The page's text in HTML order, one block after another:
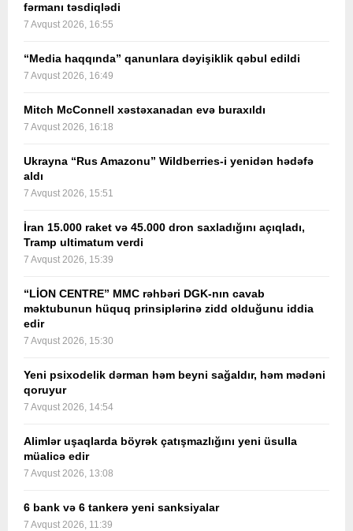
fərmanı təsdiqlədi
7 Avqust 2026, 16:55
“Media haqqında” qanunlara dəyişiklik qəbul edildi
7 Avqust 2026, 16:49
Mitch McConnell xəstəxanadan evə buraxıldı
7 Avqust 2026, 16:18
Ukrayna “Rus Amazonu” Wildberries-i yenidən hədəfə
aldı
7 Avqust 2026, 15:51
İran 15.000 raket və 45.000 dron saxladığını açıqladı,
Tramp ultimatum verdi
7 Avqust 2026, 15:39
“LİON CENTRE” MMC rəhbəri DGK-nın cavab
məktubunun hüquq prinsiplərinə zidd olduğunu iddia
edir
7 Avqust 2026, 15:30
Yeni psixodelik dərman həm beyni sağaldır, həm mədəni
qoruyur
7 Avqust 2026, 14:54
Alimlər uşaqlarda böyrək çatışmazlığını yeni üsulla
müalicə edir
7 Avqust 2026, 13:08
6 bank və 6 tankerə yeni sanksiyalar
7 Avqust 2026, 11:39